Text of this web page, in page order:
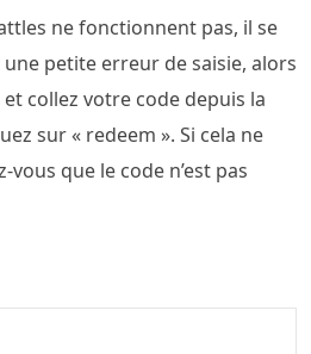
ne fonctionnent pas, il se
petite erreur de saisie, alors
collez votre code depuis la
sur « redeem ». Si cela ne
que le code n’est pas